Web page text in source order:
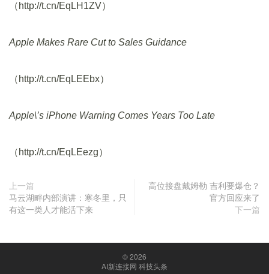
（http://t.cn/EqLH1ZV）
Apple Makes Rare Cut to Sales Guidance
（http://t.cn/EqLEEbx）
Apple\’s iPhone Warning Comes Years Too Late
（http://t.cn/EqLEezg）
上一篇
马云湖畔内部演讲：寒冬里，只
有这一类人才能活下来
高位接盘戴姆勒 吉利要爆仓？
官方回应来了
下一篇
© 2026
AI新连接网 科技头条